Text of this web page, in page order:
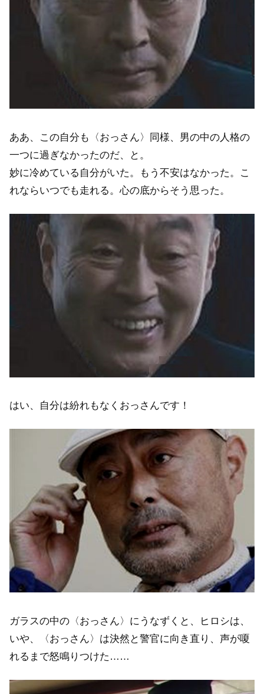
ああ、この自分も〈おっさん〉同様、男の中の人格の
一つに過ぎなかったのだ、と。
妙に冷めている自分がいた。もう不安はなかった。こ
れならいつでも走れる。心の底からそう思った。
はい、自分は紛れもなくおっさんです！
ガラスの中の〈おっさん〉にうなずくと、ヒロシは、
いや、〈おっさん〉は決然と警官に向き直り、声が嗄
れるまで怒鳴りつけた……